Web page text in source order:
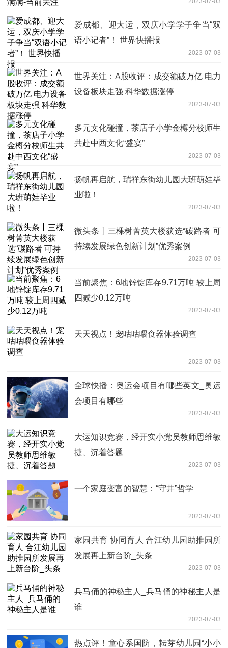
爱成都、迎大运，双庆小学学子争当“双
语小记者”！ 世界快播报
2023-07-03
世界关注：A股收评：成交额破万亿 电力
设备板块走强 科华数据涨停
2023-07-03
多元文化碰撞，茶店子小学金樽分校师生
共赴中西文化“盛宴”
2023-07-03
扬帆再启航，瑞祥东街幼儿园大班萌娃毕
业啦！
2023-07-03
微头条丨三棵树菁英大楼获选“碳路者 可
持续发展绿色创新计划”优秀案例
2023-07-03
当前聚焦：6地锌锭库存9.71万吨 较上周
四减少0.12万吨
2023-07-03
天天视点！宠咕咕喂食器体验调查
2023-07-03
全球快播：奥运会项目有哪些英文_奥运
会项目有哪些
2023-07-03
大运知识竞赛，经开实小党员教师思维敏
捷、沉着答题
2023-07-03
一个家庭变富的智慧：“守井”哲学
2023-07-03
家园共育 协同育人 合江幼儿园助推园所
发展再上新台阶_头条
2023-07-03
兵马俑的神秘主人_兵马俑的神秘主人是
谁
2023-07-03
热点评！童心系国防，耘芽幼儿园“小小